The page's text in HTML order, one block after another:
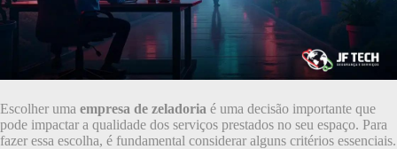
Escolher uma empresa de zeladoria é uma decisão importante que
pode impactar a qualidade dos serviços prestados no seu espaço. Para
fazer essa escolha, é fundamental considerar alguns critérios essenciais.